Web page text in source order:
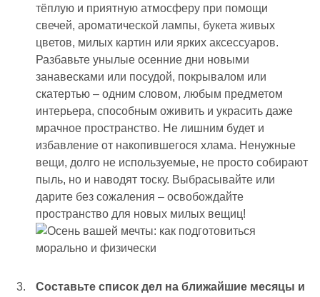
тёплую и приятную атмосферу при помощи
свечей, ароматической лампы, букета живых
цветов, милых картин или ярких аксессуаров.
Разбавьте унылые осенние дни новыми
занавесками или посудой, покрывалом или
скатертью – одним словом, любым предметом
интерьера, способным оживить и украсить даже
мрачное пространство. Не лишним будет и
избавление от накопившегося хлама. Ненужные
вещи, долго не используемые, не просто собирают
пыль, но и наводят тоску. Выбрасывайте или
дарите без сожаления – освобождайте
пространство для новых милых вещиц!
Составьте список дел на ближайшие месяцы и